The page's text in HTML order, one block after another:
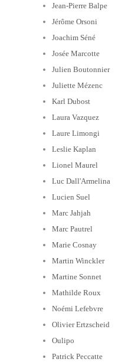
Jean-Pierre Balpe
Jérôme Orsoni
Joachim Séné
Josée Marcotte
Julien Boutonnier
Juliette Mézenc
Karl Dubost
Laura Vazquez
Laure Limongi
Leslie Kaplan
Lionel Maurel
Luc Dall'Armelina
Lucien Suel
Marc Jahjah
Marc Pautrel
Marie Cosnay
Martin Winckler
Martine Sonnet
Mathilde Roux
Noémi Lefebvre
Olivier Ertzscheid
Oulipo
Patrick Peccatte